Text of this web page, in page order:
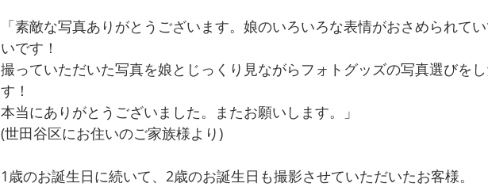
「素敵な写真ありがとうございます。娘のいろいろな表情がおさめられて
いです！
撮っていただいた写真を娘とじっくり見ながらフォトグッズの写真選びを
す！
本当にありがとうございました。またお願いします。」
(世田谷区にお住いのご家族様より)
1歳のお誕生日に続いて、2歳のお誕生日も撮影させていただいたお客様。